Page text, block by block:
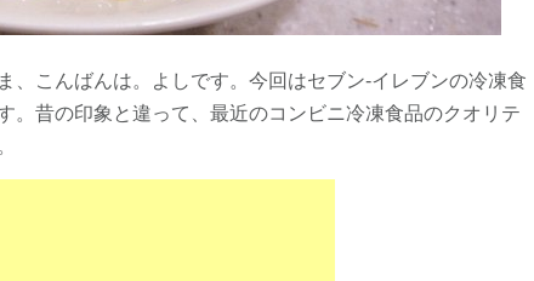
、こんばんは。よしです。今回はセブン-イレブンの冷凍食
。昔の印象と違って、最近のコンビニ冷凍食品のクオリテ